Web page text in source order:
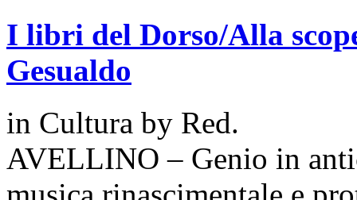
I libri del Dorso/Alla
Gesualdo
in Cultura by Red.
AVELLINO – Genio in